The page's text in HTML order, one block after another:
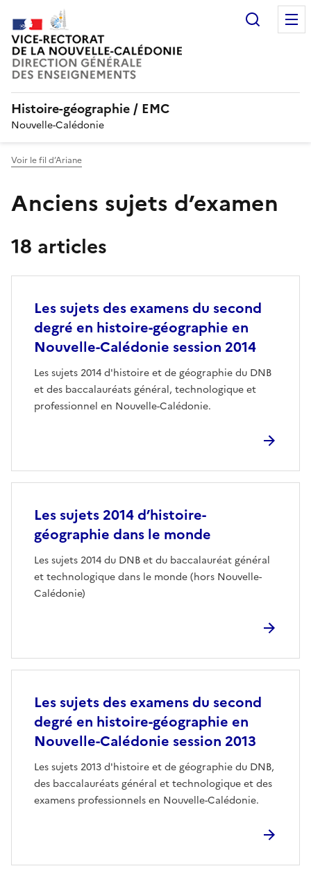
Histoire-géographie / EMC
Nouvelle-Calédonie
Voir le fil d’Ariane
Anciens sujets d’examen
18 articles
Les sujets des examens du second
degré en histoire-géographie en
Nouvelle-Calédonie session 2014
Les sujets 2014 d'histoire et de géographie du DNB
et des baccalauréats général, technologique et
professionnel en Nouvelle-Calédonie.
Les sujets 2014 d’histoire-
géographie dans le monde
Les sujets 2014 du DNB et du baccalauréat général
et technologique dans le monde (hors Nouvelle-
Calédonie)
Les sujets des examens du second
degré en histoire-géographie en
Nouvelle-Calédonie session 2013
Les sujets 2013 d'histoire et de géographie du DNB,
des baccalauréats général et technologique et des
examens professionnels en Nouvelle-Calédonie.